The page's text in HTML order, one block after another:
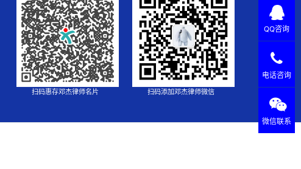
扫码惠存邓杰律师名片 扫码添加邓杰律师微信
QQ咨询
电话咨询
微信联系